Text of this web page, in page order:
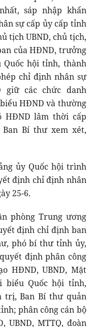
sáp nhập khẩn
sự cấp ủy cấp tỉnh
tịch UBND, chủ tịch,
của HĐND, trưởng
hội tỉnh, thành
chỉ định nhân sự
giữ các chức danh
HĐND và thường
HĐND lâm thời cấp
Bí thư xem xét,
ủy Quốc hội trình
định chỉ định nhân
25-6.
phòng Trung ương
định chỉ định ban
phó bí thư tỉnh ủy,
định phân công
HĐND, UBND, Mặt
biểu Quốc hội tỉnh,
trị, Ban Bí thư quản
phân công cán bộ
UBND, MTTQ, đoàn